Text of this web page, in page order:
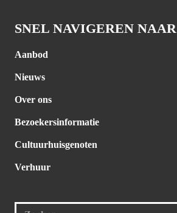
SNEL NAVIGEREN NAAR
Aanbod
Nieuws
Over ons
Bezoekersinformatie
Cultuurhuisgenoten
Verhuur